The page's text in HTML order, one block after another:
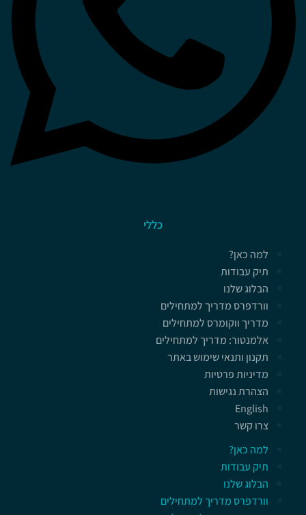
כללי
למה כאן?
תיק עבודות
הבלוג שלנו
וורדפרס מדריך למתחילים
מדריך ווקומרס למתחילים
אלמנטור: מדריך למתחילים
תקנון ותנאי שימוש באתר
מדיניות פרטיות
הצהרת נגישות
English
צרו קשר
למה כאן?
תיק עבודות
הבלוג שלנו
וורדפרס מדריך למתחילים